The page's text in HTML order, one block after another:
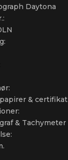
Daytona
& certifikat
& Tachymeter